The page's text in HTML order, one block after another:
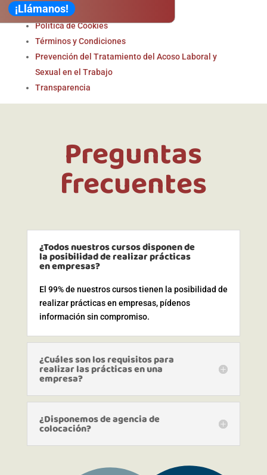
Política de Privacidad
Política de Cookies
Términos y Condiciones
Prevención del Tratamiento del Acoso Laboral y
Sexual en el Trabajo
Transparencia
Preguntas
frecuentes
¿Todos nuestros cursos disponen de
la posibilidad de realizar prácticas
en empresas?
El 99% de nuestros cursos tienen la posibilidad de
realizar prácticas en empresas, pídenos
información sin compromiso.
¿Cuáles son los requisitos para
realizar las prácticas en una
empresa?
¿Disponemos de agencia de
colocación?
¡Llámanos!